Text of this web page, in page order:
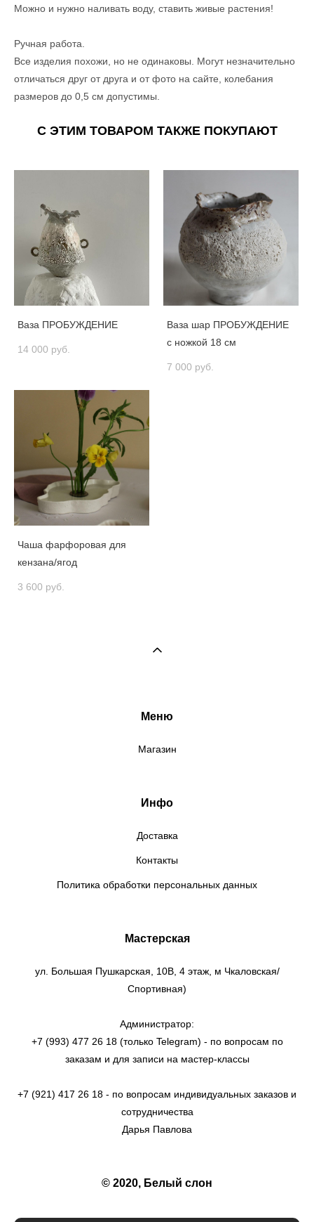
Можно и нужно наливать воду, ставить живые растения!
Ручная работа.
Все изделия похожи, но не одинаковы. Могут незначительно
отличаться друг от друга и от фото на сайте, колебания
размеров до 0,5 см допустимы.
С ЭТИМ ТОВАРОМ ТАКЖЕ ПОКУПАЮТ
Ваза ПРОБУЖДЕНИЕ
14 000 pуб.
Ваза шар ПРОБУЖДЕНИЕ
с ножкой 18 см
7 000 pуб.
Чаша фарфоровая для
кензана/ягод
3 600 pуб.
Меню
Магазин
Инфо
Доставка
Контакты
Политика обработки персональных данных
Мастерская
ул. Большая Пушкарская, 10В, 4 этаж, м Чкаловская/
Спортивная)
Администратор:
+7 (993) 477 26 18 (только Telegram) - по вопросам по
заказам и для записи на мастер-классы
+7 (921) 417 26 18 - по вопросам индивидуальных заказов и
сотрудничества
Дарья Павлова
© 2020, Белый слон